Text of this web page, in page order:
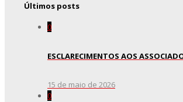
Últimos posts
0
ESCLARECIMENTOS AOS
15 de maio de 2026
0